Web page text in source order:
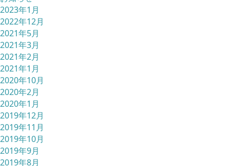
2023年1月
2022年12月
2021年5月
2021年3月
2021年2月
2021年1月
2020年10月
2020年2月
2020年1月
2019年12月
2019年11月
2019年10月
2019年9月
2019年8月